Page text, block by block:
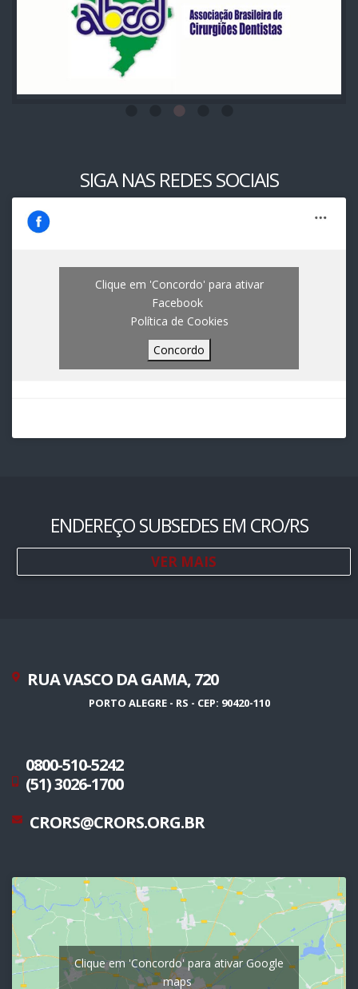
SIGA NAS REDES SOCIAIS
Clique em 'Concordo' para ativar
Facebook
Política de Cookies
Concordo
ENDEREÇO SUBSEDES EM CRO/RS
VER MAIS
RUA VASCO DA GAMA, 720
PORTO ALEGRE - RS - CEP: 90420-110
0800-510-5242
(51) 3026-1700
CRORS@CRORS.ORG.BR
Clique em 'Concordo' para ativar Google
maps